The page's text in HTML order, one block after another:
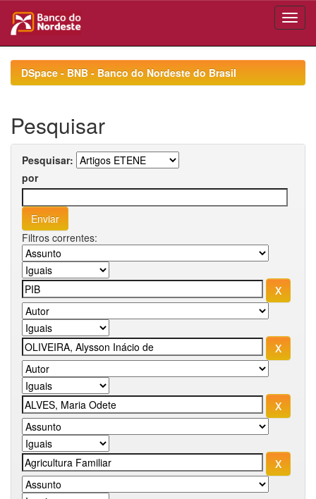
navigationDSpace - BNB - Banco do Nordeste do Brasil
Pesquisar
Pesquisar:
por
Filtros correntes: